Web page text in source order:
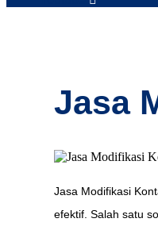
Jasa
Jasa Modifikasi
efektif. Salah satu